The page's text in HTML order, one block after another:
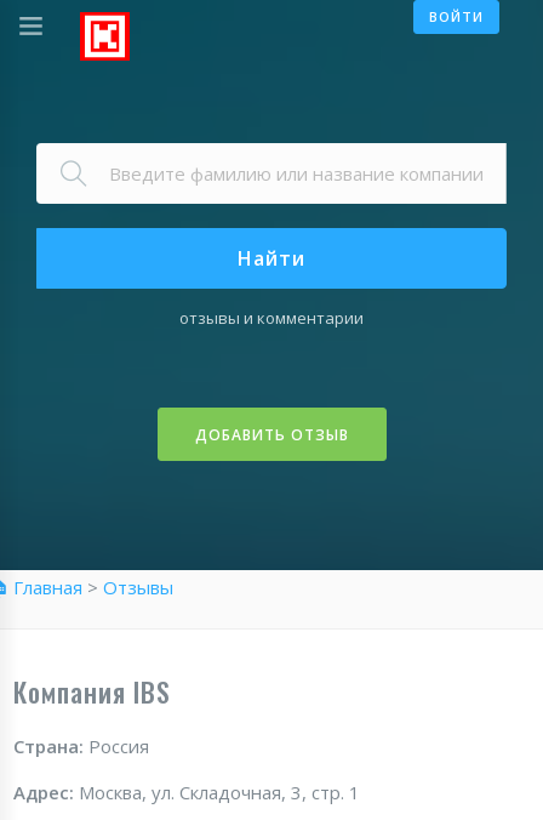
ВОЙТИ
Найти
отзывы и комментарии
ДОБАВИТЬ ОТЗЫВ
Главная > Отзывы
Компания IBS
Страна: Россия
Адрес: Москва, ул. Складочная, 3, стр. 1